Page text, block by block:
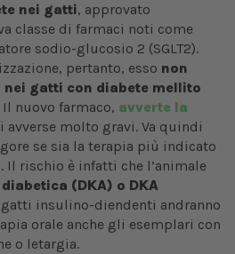
nei gatti, approvato
classe di farmaci noti come
sodio-glucosio 2 (SGLT2).
pertanto, esso non
nei gatti con diabete mellito
Il nuovo farmaco, avverte la
avverse molto gravi. Va quindi
se sia la terapia più indicato
Il rischio è infatti che l’animale
(DKA) o DKA
gatti insulino-diendenti andranno
orale anche gli esemplari con
o letargia.